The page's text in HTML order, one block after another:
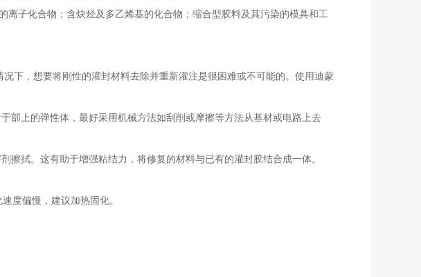
子化合物；含炔烃及多乙烯基的化合物；缩合型胶料及其污染的模具和工
下，想要将刚性的灌封材料去除并重新灌注是很困难或不可能的。使用迪蒙
部上的弹性体，最好采用机械方法如刮削或摩擦等方法从基材或电路上去
拭。这有助于增强粘结力，将修复的材料与已有的灌封胶结合成一体。
度偏慢，建议加热固化。